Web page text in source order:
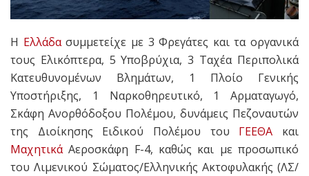
Η Ελλάδασυμμετείχε με 3 Φρεγάτες και τα οργανικά
τους Ελικόπτερα, 5 Υποβρύχια, 3 Ταχέα Περιπολικά
Κατευθυνομένων Βλημάτων, 1 Πλοίο Γενικής
Υποστήριξης, 1 Ναρκοθηρευτικό, 1 Αρματαγωγό,
Σκάφη Ανορθόδοξου Πολέμου, δυνάμεις Πεζοναυτών
της Διοίκησης Ειδικού Πολέμου του ΓΕΕΘΑ και
ΜαχητικάΑεροσκάφη F-4, καθώς και με προσωπικό
του Λιμενικού Σώματος/Ελληνικής Ακτοφυλακής (ΛΣ/